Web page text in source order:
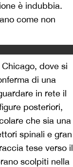
è indubbia.
come non
dove si
di una
in rete il
posteriori,
che sia una
spinali e gran
tese verso il
scolpiti nella